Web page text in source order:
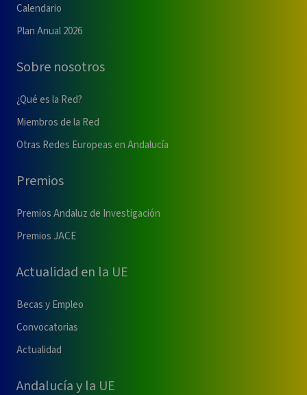
Calendario
Plan Anual 2026
Sobre nosotros
¿Qué es la Red?
Miembros de la Red
Otras Redes Europeas en Andalucía
Premios
Premios Andaluz de Investigación
Premios JACE
Actualidad en la UE
Becas y Empleo
Convocatorias
Actualidad
Andalucía y la UE